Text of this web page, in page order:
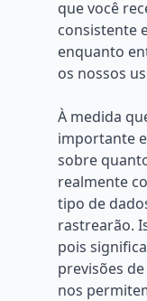
que você
consistente
enquanto
os nossos
À medida
importante
sobre
realmente
tipo de
rastrearão.
pois
previsões
nos